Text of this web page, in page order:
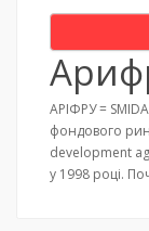
АРІФРУ =
фондового
development
у 1998 році.